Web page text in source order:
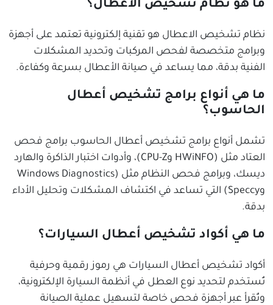
ما هو نظام تشخيص الأعطال؟
نظام تشخيص الاعطال هو تقنية إلكترونية تعتمد على أجهزة
وبرامج متخصصة لفحص المركبات وتحديد المشكلات
الفنية بدقة، مما يساعد في صيانة الأعطال بسرعة وكفاءة.
ما هي أنواع برامج تشخيص أعطال
الحاسوب؟
تشمل أنواع برامج تشخيص أعطال الحاسوب برامج فحص
العتاد مثل (HWiNFO وCPU-Z)، وأدوات اختبار الذاكرة والهارد
ديسك، وبرامج فحص النظام مثل (Windows Diagnostics
وSpeccy) التي تساعد في اكتشاف المشكلات وتحليل الأداء
بدقة.
ما هي أكواد تشخيص أعطال السيارات؟
أكواد تشخيص أعطال السيارات هي رموز رقمية وحرفية
تُستخدم لتحديد نوع العطل في أنظمة السيارة الإلكترونية،
وتُقرأ عبر أجهزة فحص خاصة لتسهيل عملية الصيانة